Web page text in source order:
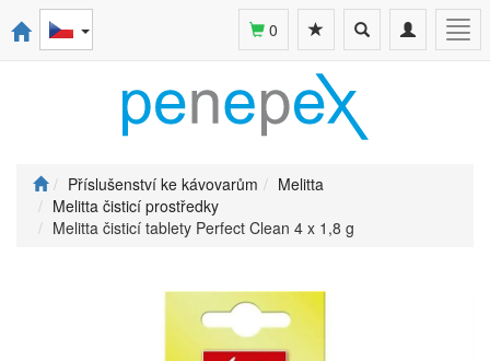
Toggle
navigation
Toggle
search
0
Příslušenství ke kávovarům
Melitta
Melitta čisticí prostředky
Melitta čisticí tablety Perfect Clean 4 x 1,8 g